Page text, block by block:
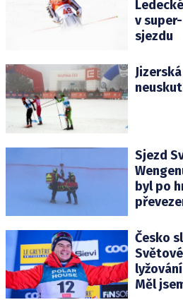
v
sjezdu
Sjezd
byl po
Česko
Měl